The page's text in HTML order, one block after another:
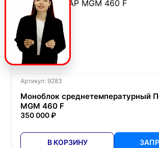
Артикул: 9283
Моноблок
MGM 460 F
350 000 ₽
В КОРЗИНУ